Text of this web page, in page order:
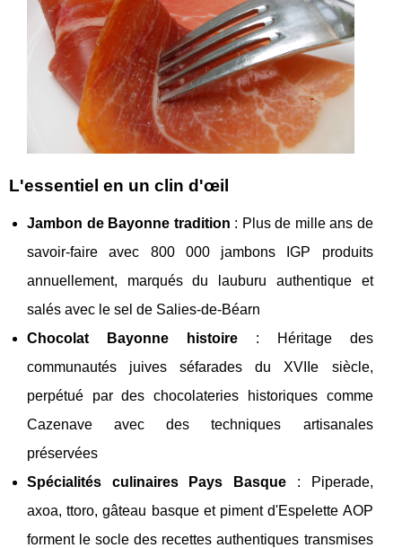
L'essentiel en un clin d'œil
Jambon de Bayonne tradition : Plus de mille ans de
savoir-faire avec 800 000 jambons IGP produits
annuellement, marqués du lauburu authentique et
salés avec le sel de Salies-de-Béarn
Chocolat Bayonne histoire: Héritage des
communautés juives séfarades du XVIIe siècle,
perpétué par des chocolateries historiques comme
Cazenave avec des techniques artisanales
préservées
Spécialités culinaires Pays Basque : Piperade,
axoa, ttoro, gâteau basque et piment d'Espelette AOP
forment le socle des recettes authentiques transmises